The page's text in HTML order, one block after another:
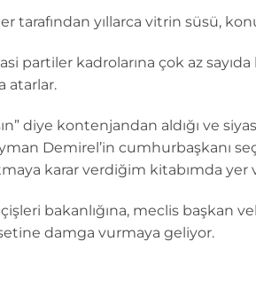
tarafından yıllarca vitrin süsü,
kadrolarına çok az sayıda
atarlar.
diye kontenjandan aldığı ve
Demirel’in cumhurbaşkanı
karar verdiğim kitabımda yer
bakanlığına, meclis başkan
damga vurmaya geliyor.